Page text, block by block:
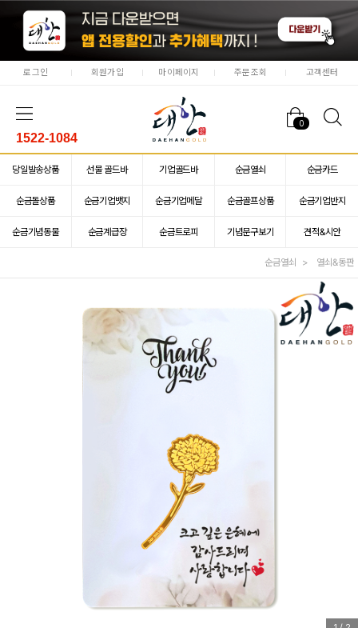
로그인 회원가입 마이페이지 주문조회 고객센터
0
1522-1084
당일발송상품 선물 골드바 기업골드바 순금열쇠 순금카드
순금돌상품 순금기업뱃지 순금기업메달 순금골프상품 순금기업반지
순금기념동물 순금계급장 순금트로피 기념문구보기 견적&시안
순금열쇠 열쇠&동판